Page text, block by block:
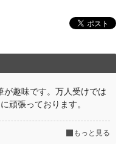
が趣味です。万人受けでは
頑張っております。
もっと見る